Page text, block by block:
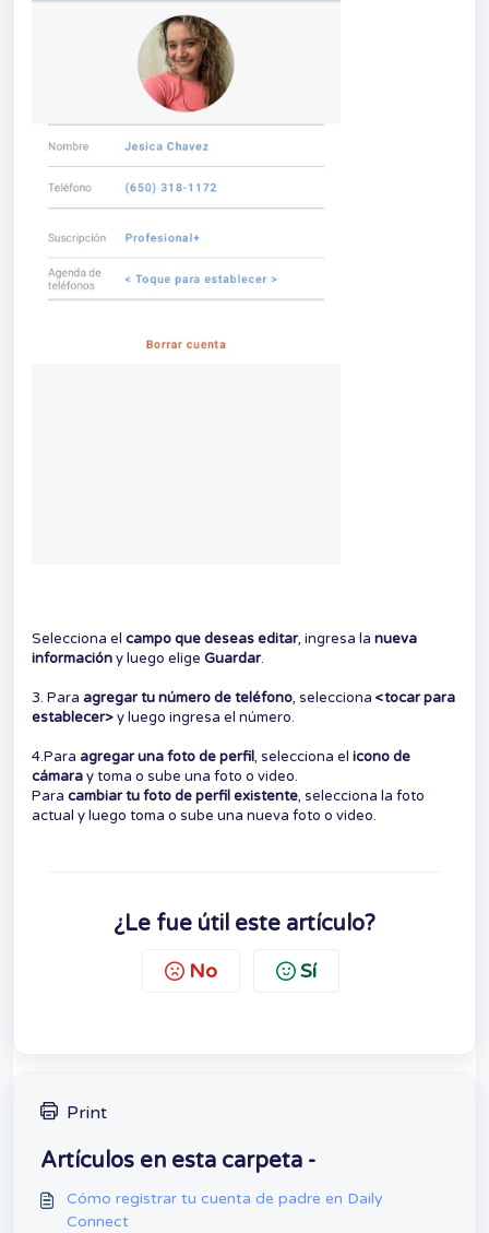
Selecciona el campo que deseas editar, ingresa la nueva
informacióny luego elige Guardar.
3. Para agregar tu número de teléfono, selecciona <tocar para
establecer>y luego ingresa el número.
4.Para agregar una foto de perfil, selecciona el icono de
cámaray toma o sube una foto o video.
Para cambiar tu foto de perfil existente, selecciona la foto
actual y luego toma o sube una nueva foto o video.
¿Le fue útil este artículo?
No Sí
Print
Artículos en esta carpeta -
Cómo registrar tu cuenta de padre en Daily
Connect